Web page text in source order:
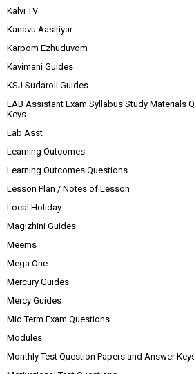
Kalvi TV
Kanavu Aasiriyar
Karpom Ezhuduvom
Kavimani Guides
KSJ Sudaroli Guides
LAB Assistant Exam Syllabus Study Materials
Keys
Lab Asst
Learning Outcomes
Learning Outcomes Questions
Lesson Plan / Notes of Lesson
Local Holiday
Magizhini Guides
Meems
Mega One
Mercury Guides
Mercy Guides
Mid Term Exam Questions
Modules
Monthly Test Question Papers and Answer